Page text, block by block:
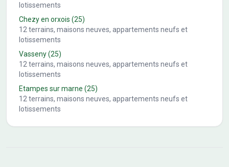
lotissements
Chezy en orxois (25)
12 terrains, maisons neuves, appartements neufs et
lotissements
Vasseny(25)
12 terrains, maisons neuves, appartements neufs et
lotissements
Etampes sur marne (25)
12 terrains, maisons neuves, appartements neufs et
lotissements